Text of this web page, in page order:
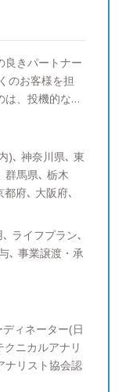
良きパートナー
のお客様を担
、投機的な投
てお取引をい
す。資産運用を
だければ幸せ
)､ 神奈川県､ 東
群馬県､ 栃木
府､ 大阪府､
ライフプラン､
､ 事業譲渡・承
ィネーター(日
ニカルアナリ
リスト協会認